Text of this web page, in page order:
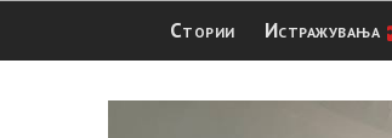
Стории Истражувањa